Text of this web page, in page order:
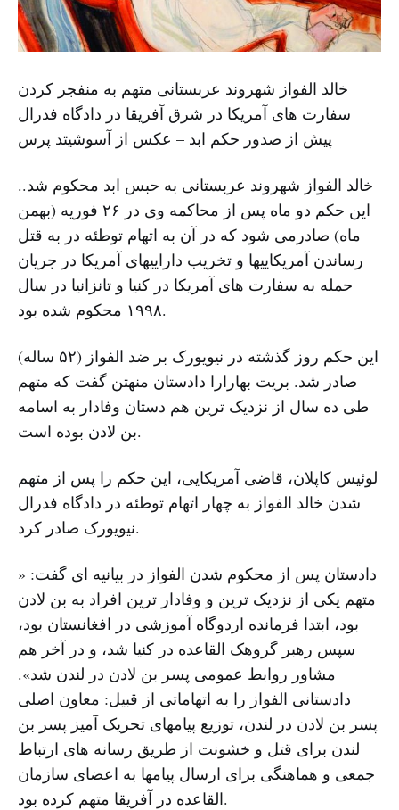
خالد الفواز شهروند عربستانی متهم به منفجر کردن
سفارت های آمریکا در شرق آفریقا در دادگاه فدرال
پیش از صدور حکم ابد – عکس از آسوشیتد پرس
خالد الفواز شهروند عربستانی به حبس ابد محکوم شد..
این حکم دو ماه پس از محاکمه وی در ۲۶ فوریه (بهمن
ماه) صادرمی شود که در آن به اتهام توطئه در به قتل
رساندن آمریکاییها و تخریب داراییهای آمریکا در جریان
حمله به سفارت های آمریکا در کنیا و تانزانیا در سال
۱۹۹۸ محکوم شده بود.
این حکم روز گذشته در نیویورک بر ضد الفواز (۵۲ ساله)
صادر شد. بریت بهارارا دادستان منهتن گفت که متهم
طی ده سال از نزدیک ترین هم دستان وفادار به اسامه
بن لادن بوده است.
لوئیس کاپلان، قاضی آمریکایی، این حکم را پس از متهم
شدن خالد الفواز به چهار اتهام توطئه در دادگاه فدرال
نیویورک صادر کرد.
دادستان پس از محکوم شدن الفواز در بیانیه ای گفت: «
متهم یکی از نزدیک ترین و وفادار ترین افراد به بن لادن
بود، ابتدا فرمانده اردوگاه آموزشی در افغانستان بود،
سپس رهبر گروهک القاعده در کنیا شد، و در آخر هم
مشاور روابط عمومی پسر بن لادن در لندن شد».
دادستانی الفواز را به اتهاماتی از قبیل: معاون اصلی
پسر بن لادن در لندن، توزیع پیامهای تحریک آمیز پسر بن
لندن برای قتل و خشونت از طریق رسانه های ارتباط
جمعی و هماهنگی برای ارسال پیامها به اعضای سازمان
القاعده در آفریقا متهم کرده بود.